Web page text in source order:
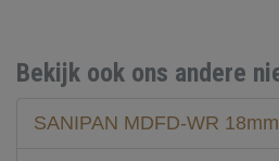
Bekijk ook ons andere
SANIPAN MDFD-WR 18mm